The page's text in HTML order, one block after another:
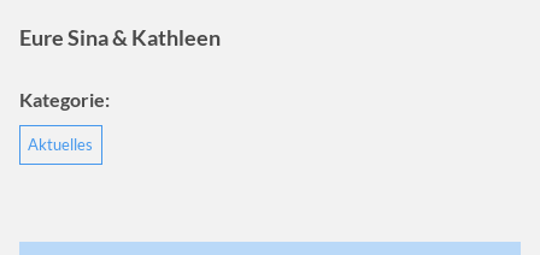
Eure Sina & Kathleen
Kategorie:
Aktuelles